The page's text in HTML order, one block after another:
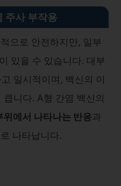
주사 부작용
으로 안전하지만, 일부
있을 수 있습니다. 대부
일시적이며, 백신의 이
니다. A형 간염 백신의
위에서 나타나는 반응과
나타납니다.